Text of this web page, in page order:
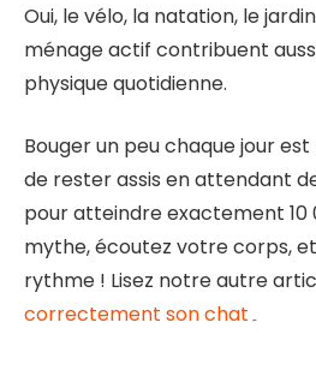
Oui, le vélo, la natation, le
ménage actif contribuent
physique quotidienne.
Bouger un peu chaque jour
de rester assis en attendant
pour atteindre exactement 10
mythe, écoutez votre corps,
rythme ! Lisez notre autre
correctement son chat۔